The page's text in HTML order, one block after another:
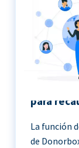
para
La función
de